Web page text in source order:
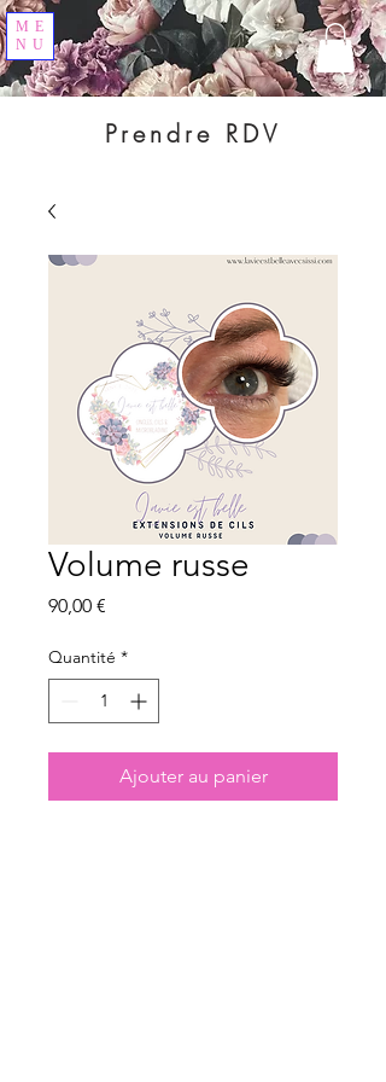
ME
NU
Prendre RDV
Volume russe
90,00 €
Quantité *
Ajouter au panier